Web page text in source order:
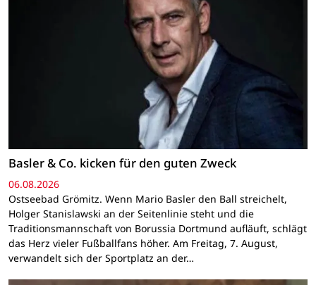
Basler & Co. kicken für den guten Zweck
06.08.2026
Ostseebad Grömitz. Wenn Mario Basler den Ball streichelt,
Holger Stanislawski an der Seitenlinie steht und die
Traditionsmannschaft von Borussia Dortmund aufläuft, schlägt
das Herz vieler Fußballfans höher. Am Freitag, 7. August,
verwandelt sich der Sportplatz an der…